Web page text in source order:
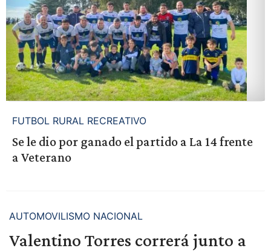
FUTBOL RURAL RECREATIVO
Se le dio por ganado el partido a La 14 frente
a Veterano
AUTOMOVILISMO NACIONAL
Valentino Torres correrá junto a